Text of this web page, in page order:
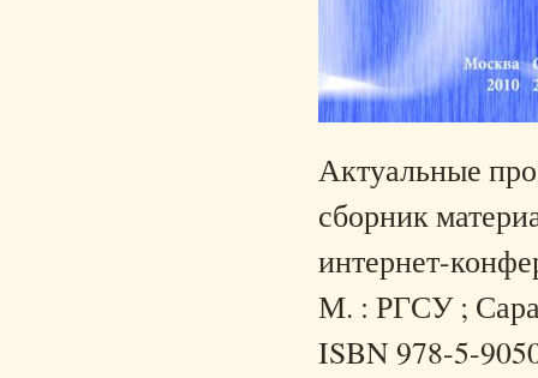
Актуальные
сборник
интернет-
М. : РГСУ ;
ISBN 978-5-